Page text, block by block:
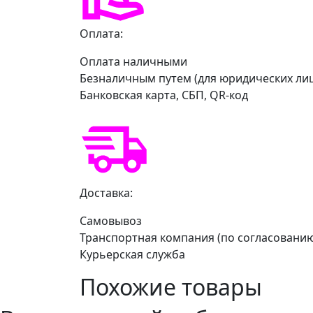
Оплата:
Оплата наличными
Безналичным путем (для юридических
Банковская карта, СБП, QR-код
Доставка:
Самовывоз
Транспортная компания (по
Курьерская служба
Похожие товары